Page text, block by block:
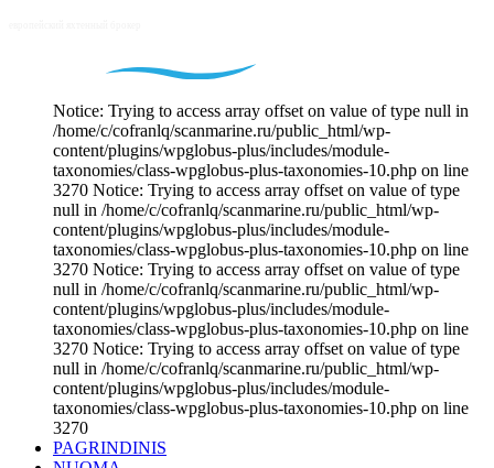
Notice: Trying to access array offset on value of type null in
/home/c/cofranlq/scanmarine.ru/public_html/wp-
content/plugins/wpglobus-plus/includes/module-
taxonomies/class-wpglobus-plus-taxonomies-10.php on line
3270 Notice: Trying to access array offset on value of type
null in /home/c/cofranlq/scanmarine.ru/public_html/wp-
content/plugins/wpglobus-plus/includes/module-
taxonomies/class-wpglobus-plus-taxonomies-10.php on line
3270 Notice: Trying to access array offset on value of type
null in /home/c/cofranlq/scanmarine.ru/public_html/wp-
content/plugins/wpglobus-plus/includes/module-
taxonomies/class-wpglobus-plus-taxonomies-10.php on line
3270 Notice: Trying to access array offset on value of type
null in /home/c/cofranlq/scanmarine.ru/public_html/wp-
content/plugins/wpglobus-plus/includes/module-
taxonomies/class-wpglobus-plus-taxonomies-10.php on line
3270
PAGRINDINIS